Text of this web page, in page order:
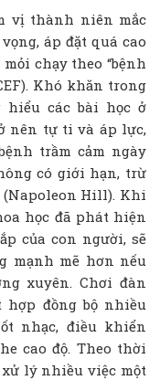
vị thành niên mắc
áp đặt quá cao
chạy theo “bệnh
Khó khăn trong
các bài học ở
nên tự ti và áp lực,
trầm cảm ngày
có giới hạn, trừ
(Napoleon Hill). Khi
học đã phát hiện
của con người, sẽ
mạnh mẽ hơn nếu
xuyên. Chơi đàn
đồng bộ nhiều
nhạc, điều khiển
cao độ. Theo thời
lý nhiều việc một